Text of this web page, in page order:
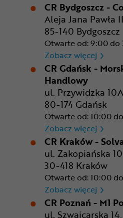
CR Bydgoszcz -
Aleja Jana Pawła II
85-140 Bydgoszcz
Otwarte od: 9:00 do
Zobacz więcej CR
CR Gdańsk -
Handlowy
ul. Przywidzka
80-174 Gdańsk
Otwarte od: 10:00
Zobacz więcej CR
CR Kraków -
ul. Zakopiańska
30-418 Kraków
Otwarte od: 10:00
Zobacz więcej CR
CR Poznań - M1
ul. Szwajcarska 14,